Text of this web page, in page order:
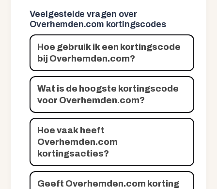
Veelgestelde vragen over
Overhemden.com kortingscodes
Hoe gebruik ik een kortingscode
bij Overhemden.com?
Wat is de hoogste kortingscode
voor Overhemden.com?
Hoe vaak heeft
Overhemden.com
kortingsacties?
Geeft Overhemden.com korting